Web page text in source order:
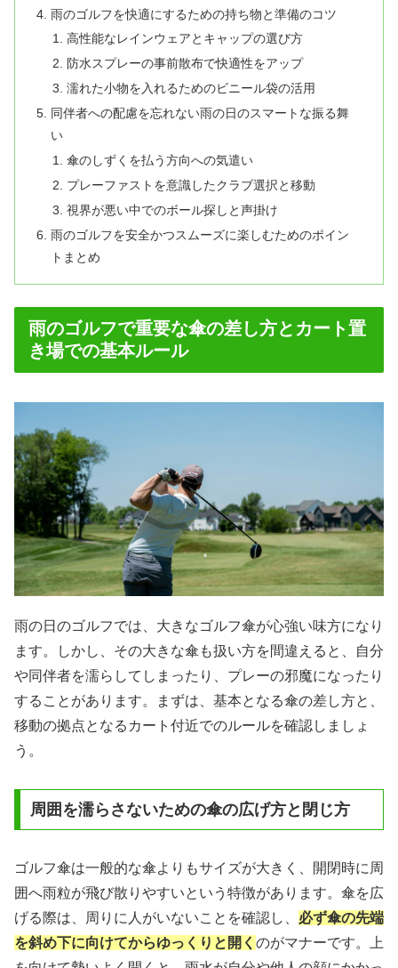
雨のゴルフを快適にするための持ち物と準備のコツ
高性能なレインウェアとキャップの選び方
防水スプレーの事前散布で快適性をアップ
濡れた小物を入れるためのビニール袋の活用
同伴者への配慮を忘れない雨の日のスマートな振る舞
い
傘のしずくを払う方向への気遣い
プレーファストを意識したクラブ選択と移動
視界が悪い中でのボール探しと声掛け
雨のゴルフを安全かつスムーズに楽しむためのポイン
トまとめ
雨のゴルフで重要な傘の差し方とカート置
き場での基本ルール
雨の日のゴルフでは、大きなゴルフ傘が心強い味方になり
ます。しかし、その大きな傘も扱い方を間違えると、自分
や同伴者を濡らしてしまったり、プレーの邪魔になったり
することがあります。まずは、基本となる傘の差し方と、
移動の拠点となるカート付近でのルールを確認しましょ
う。
周囲を濡らさないための傘の広げ方と閉じ方
ゴルフ傘は一般的な傘よりもサイズが大きく、開閉時に周
囲へ雨粒が飛び散りやすいという特徴があります。傘を広
げる際は、周りに人がいないことを確認し、 必ず傘の先端
を斜め下に向けてからゆっくりと開く のがマナーです。上